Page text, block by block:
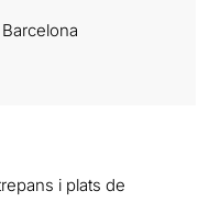
i plats de